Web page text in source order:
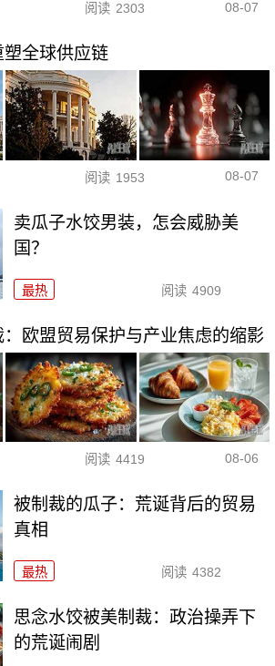
阅读 2303 08-07
全球供应链
阅读 1953 08-07
卖瓜子水饺男装，怎会威胁美
国？
最热 阅读 4909
欧盟贸易保护与产业焦虑的缩影
阅读 4419 08-06
被制裁的瓜子：荒诞背后的贸易
真相
最热 阅读 4382
思念水饺被美制裁：政治操弄下
的荒诞闹剧